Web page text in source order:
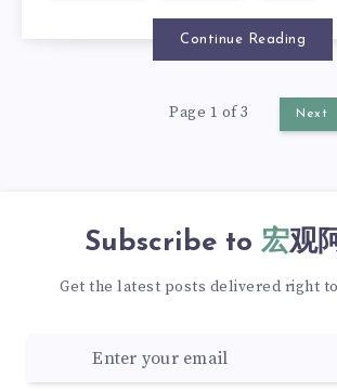
Continue Reading
Page 1 of 3 Next
Subscribe to 宏
Get the latest posts delivered right